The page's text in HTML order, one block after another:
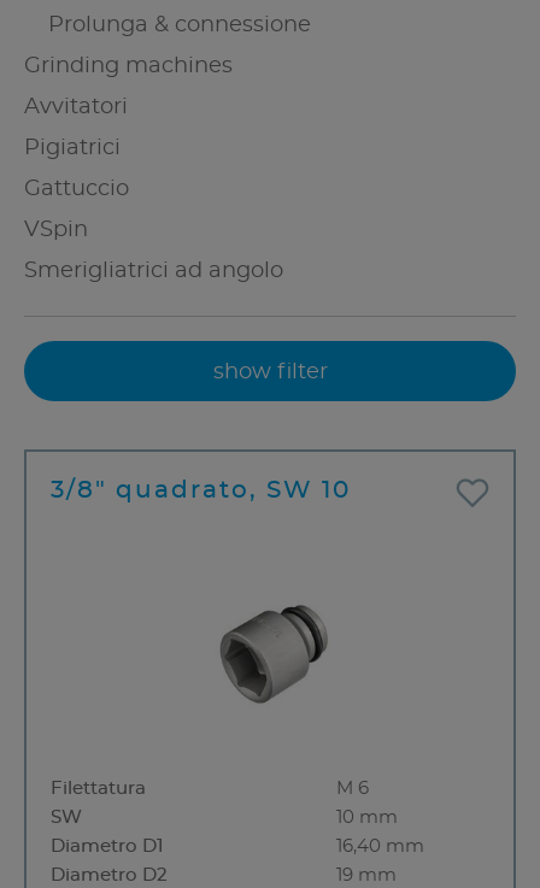
Prolunga & connessione
Grinding machines
Avvitatori
Pigiatrici
Gattuccio
VSpin
Smerigliatrici ad angolo
show filter
3/8" quadrato, SW 10
Filettatura
M 6
SW
10 mm
Diametro D1
16,40 mm
Diametro D2
19 mm